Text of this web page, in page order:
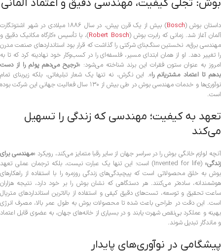
بوش: تجلی کیفیت، مهندسی دقیق و اعتماد آلمانی
داستان بوش (Bosch
) بیش از یک قرن پیش، در سال ۱۸۸۶ میلادی در شهر اشتوتگارت
آلمان آغاز شد. زمانی که رابرت بوش (Robert Bosch)، با تأسیس «کارگاه مکانیک دقیق و
مهندسی برق»، نخستین سنگ‌بنای شرکتی را گذاشت که قرار بود استانداردهای صنعت مدرن
را تغییر دهد. او از همان ابتدای مسیر، فلسفه‌ای را در کسب‌وکار خود نهادینه کرد که تا به
امروز به عنوان ستون فقرات این برند شناخته می‌شود: «ترجیح می‌دهم پولم را از دست
بدهم تا اعتماد مشتریانم را». این نگرش، نه تنها یک شعار تبلیغاتی، بلکه زیربنای تمام
نوآوری‌ها و خدمات مهندسی بوش در طی بیش از ۱۳۰ سال فعالیت جهانی این شرکت بوده
است.
تعهد به کیفیت؛ مهندسی که زندگی را تسهیل
می‌کند
آنچه لوازم خانگی بوش را در سراسر جهان از سایر رقبا متمایز می‌کند، رویکرد «مهندسی برای
زندگی
» (Invented for life) است؛ این تنها یک عبارت نیست، بلکه ترجمان عملی تعهد
بوش به خلق محصولاتی است که پیچیدگی‌های زندگی روزمره را با استفاده از راهکارهای
هوشمندانه، ساده‌تر می‌کنند. هر دستگاهی که نشان بوش را بر خود دارد، نتیجه هزاران
ساعت تحقیق و توسعه، تست‌های دقیق کیفی و استفاده از بالاترین استانداردهای متریال
است. این دقت در طراحی باعث شده تا محصولات بوش به طول عمر بالا، مصرف انرژی
بهینه و عملکرد بی‌نقص شهرت یابند و در بسیاری از خانه‌های جهان، به عضوی قابل اعتماد
و ماندگار تبدیل شوند.
پیشگامی در نوآوری‌های پایدار